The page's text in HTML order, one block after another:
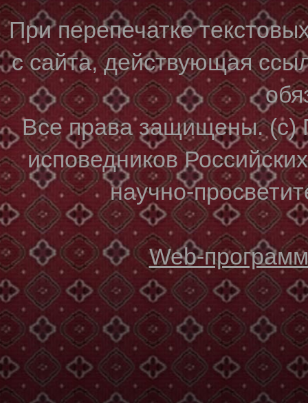
При перепечатке
с сайта, действующая
Все права защищены. (с)
исповедников
научно-
Web-